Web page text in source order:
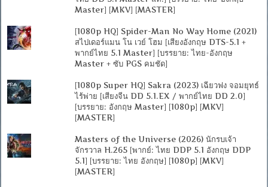
Master] [MKV] [MASTER]
[1080p HQ] Spider-Man No Way Home (2021)
สไปเดอร์แมน โน เวย์ โฮม [เสียงอังกฤษ DTS-5.1 +
พากย์ไทย 5.1 Master] [บรรยาย: ไทย-อังกฤษ
Master + ซับ PGS คมชัด]
[1080p Super HQ] Sakra (2023) เฉียวฟง จอมยุทธ์
ไร้พ่าย [เสียงจีน DD 5.1.EX / พากย์ไทย DD 2.0]
[บรรยาย: อังกฤษ Master] [1080p] [MKV]
[MASTER]
Masters of the Universe (2026) นักรบเจ้า
จักรวาล H.265 [พากย์: ไทย DDP 5.1 อังกฤษ DDP
5.1] [บรรยาย: ไทย อังกฤษ] [1080p] [MKV]
[MASTER]